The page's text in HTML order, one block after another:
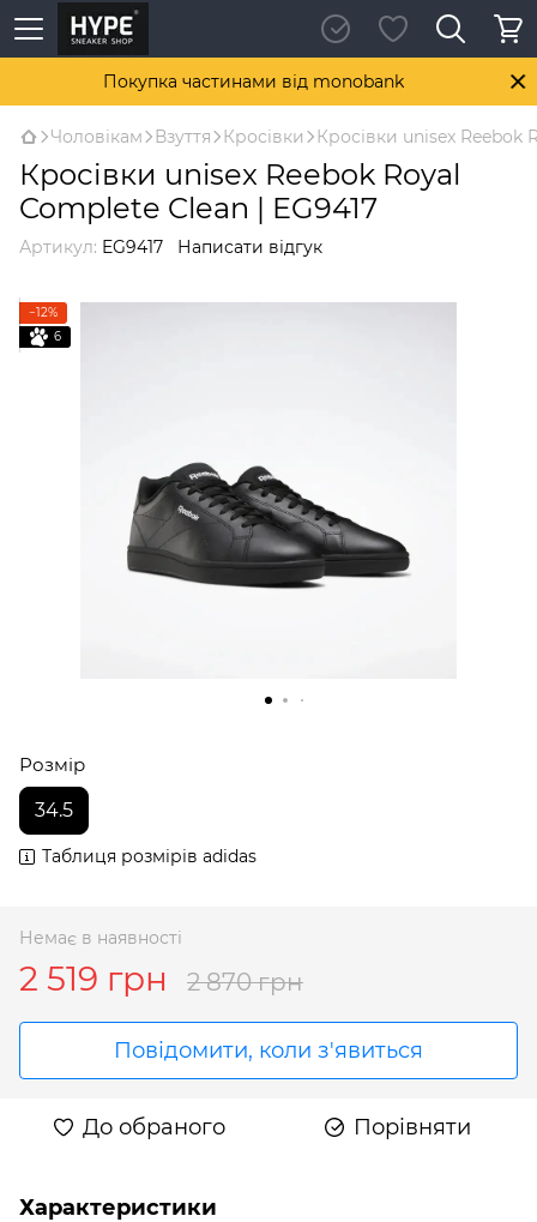
Покупка частинами від monobank
Чоловікам Взуття Кросівки Кросівки unisex Reebok
Кросівки unisex Reebok Royal
Complete Clean | EG9417
Артикул: EG9417 Написати відгук
−12%
6
Розмір
34.5
Таблиця розмірів adidas
Немає в наявності
2 519 грн 2 870 грн
Повідомити, коли з'явиться
До обраного Порівняти
Характеристики